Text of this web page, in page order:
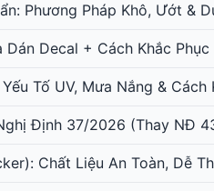
Phương Pháp Khô, Ướt &
Decal + Cách Khắc Phục
Tố UV, Mưa Nắng & Cách
Định 37/2026 (Thay NĐ
Chất Liệu An Toàn, Dễ